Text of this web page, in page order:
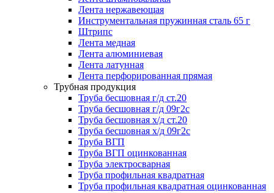
Лента нержавеющая
Инструментальная пружинная сталь 65 г
Штрипс
Лента медная
Лента алюминиевая
Лента латунная
Лента перфорированная прямая
Трубная продукция
Труба бесшовная г/д ст.20
Труба бесшовная г/д 09г2с
Труба бесшовная х/д ст.20
Труба бесшовная х/д 09г2с
Труба ВГП
Труба ВГП оцинкованная
Труба электросварная
Труба профильная квадратная
Труба профильная квадратная оцинкованная